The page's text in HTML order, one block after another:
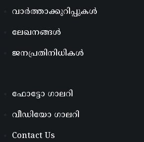
വാർത്താക്കുറിപ്പുകൾ
ലേഖനങ്ങൾ
ജനപ്രതിനിധികൾ
ഫോട്ടോ ഗാലറി
വീഡിയോ ഗാലറി
Contact Us